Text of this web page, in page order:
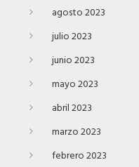
agosto 2023
julio 2023
junio 2023
mayo 2023
abril 2023
marzo 2023
febrero 2023